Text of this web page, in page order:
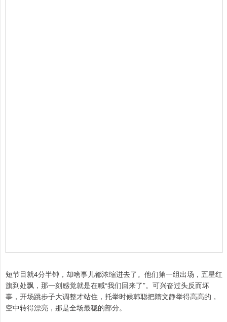
短节目就4分半钟，却啥事儿都浓缩进去了。他们第一组出场，五星红
旗到处飘，那一刻感觉就是在喊“我们回来了”。可兴奋过头反而坏
事，开场跳步子大调整才站住，托举时候韩聪把隋文静举得高高的，
空中转得漂亮，那是全场最稳的部分。